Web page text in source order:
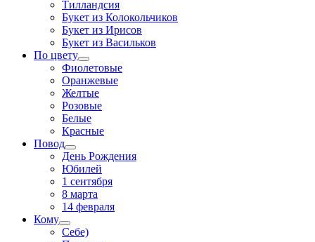
Тилландсия
Букет из Колокольчиков
Букет из Ирисов
Букет из Васильков
По цвету
Фиолетовые
Оранжевые
Желтые
Розовые
Белые
Красные
Повод
День Рождения
Юбилей
1 сентября
8 марта
14 февраля
Кому
Себе)